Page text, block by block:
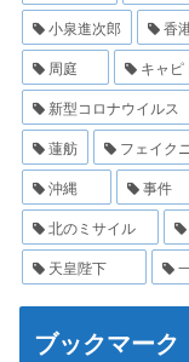
小泉進次郎
香
周庭
キャピ
新型コロナウイルス
蓮舫
フェイク
沖縄
事件
北のミサイル
天皇陛下
ブックマーク